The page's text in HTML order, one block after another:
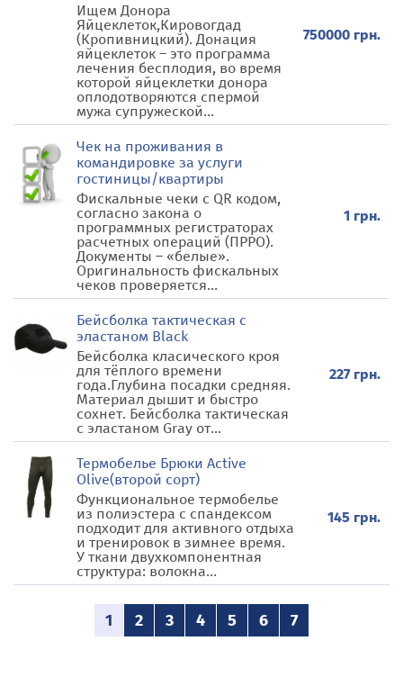
Ищем Донора
Яйцеклеток,Кировогдад
(Кропивницкий). Донация
яйцеклеток – это программа
лечения бесплодия, во время
которой яйцеклетки донора
оплодотворяются спермой
мужа супружеской...
750000 грн.
Чек на проживания в
командировке за услуги
гостиницы/квартиры
Фискальные чеки с QR кодом,
согласно закона о
программных регистраторах
расчетных операций (ПРРО).
Документы – «белые».
Оригинальность фискальных
чеков проверяется...
1 грн.
Бейсболка тактическая с
эластаном Black
Бейсболка класического кроя
для тёплого времени
года.Глубина посадки средняя.
Материал дышит и быстро
сохнет. Бейсболка тактическая
с эластаном Gray от...
227 грн.
Термобелье Брюки Active
Olive(второй сорт)
Функциональное термобелье
из полиэстера с спандексом
подходит для активного отдыха
и тренировок в зимнее время.
У ткани двухкомпонентная
структура: волокна...
145 грн.
1 2 3 4 5 6 7